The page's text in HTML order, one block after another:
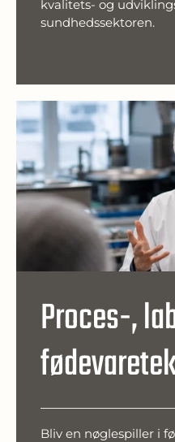
kvalitets- og
sundhedssektoren.
Proces-,
Bliv en nøglespiller i